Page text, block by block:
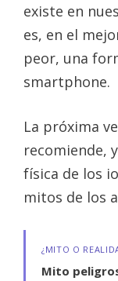
existe en
es, en el
peor, una
smartphone.
La próxima
recomiende,
física de los
mitos de los
¿MITO O
Mito